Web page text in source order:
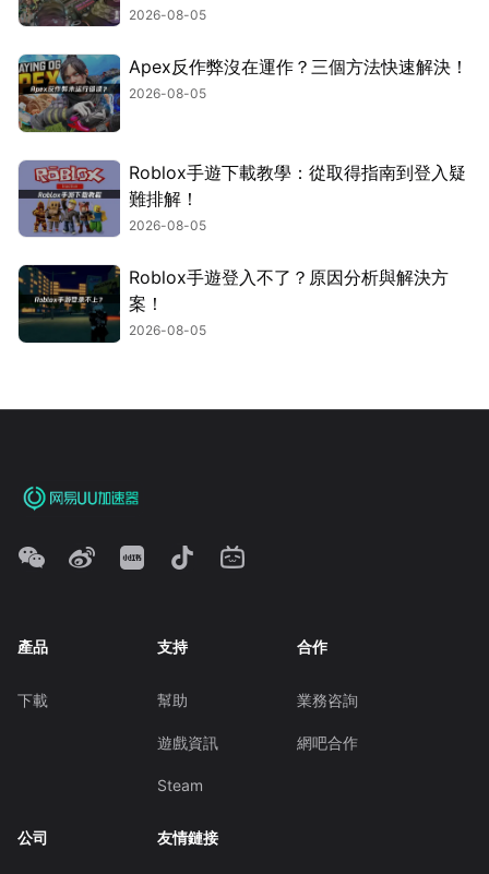
2026-08-05
Apex反作弊沒在運作？三個方法快速解決！
2026-08-05
Roblox手遊下載教學：從取得指南到登入疑
難排解！
2026-08-05
Roblox手遊登入不了？原因分析與解決方
案！
2026-08-05
產品
下載
支持
幫助
遊戲資訊
Steam
合作
業務咨詢
網吧合作
公司 友情鏈接